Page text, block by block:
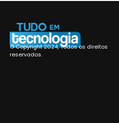
© Copyright 2024, Todos os direitos
reservados.